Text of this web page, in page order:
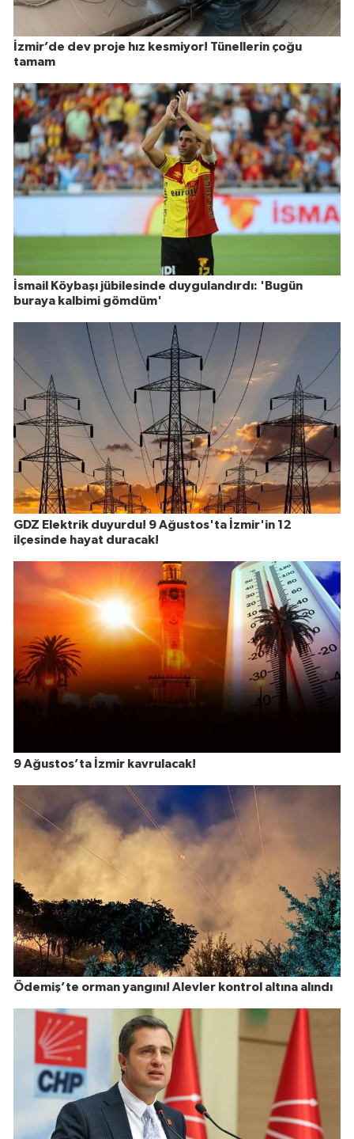
İzmir’de dev proje hız kesmiyor! Tünellerin çoğu
tamam
İsmail Köybaşı jübilesinde duygulandırdı: 'Bugün
buraya kalbimi gömdüm'
GDZ Elektrik duyurdu! 9 Ağustos'ta İzmir'in 12
ilçesinde hayat duracak!
9 Ağustos’ta İzmir kavrulacak!
Ödemiş’te orman yangını! Alevler kontrol altına alındı